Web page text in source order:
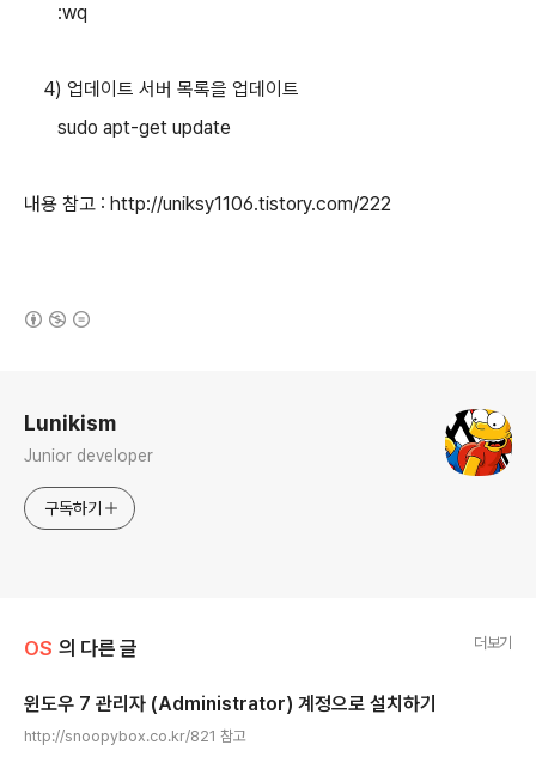
:wq
4) 업데이트 서버 목록을 업데이트
sudo apt-get update
내용 참고 : http://uniksy1106.tistory.com/222
Lunikism
Junior developer
구독하기
OS 의 다른 글 더보기
윈도우 7 관리자 (Administrator) 계정으로 설치하기
http://snoopybox.co.kr/821 참고